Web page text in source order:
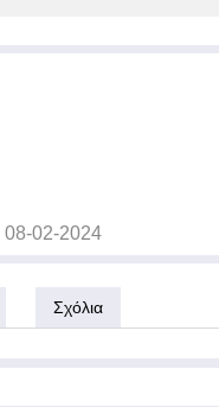
08-02-2024
Σχόλια